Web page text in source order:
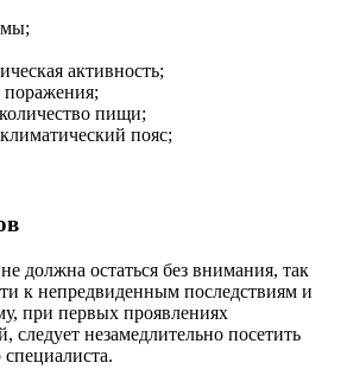
активность;
пищи;
пояс;
должна остаться без внимания, так
к непредвиденным последствиям и
при первых проявлениях
следует незамедлительно посетить